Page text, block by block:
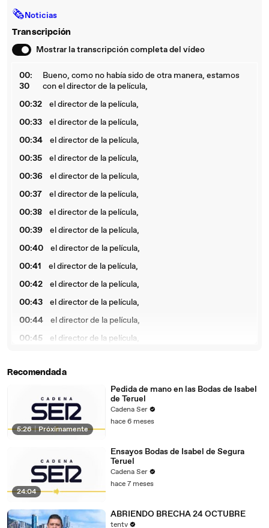
🗞Noticias
Transcripción
Mostrar la transcripción completa del vídeo
00:
30
Bueno, como no había sido de otra manera, estamos
con el director de la película,
00:32
el director de la película,
00:33
el director de la película,
00:34
el director de la película,
00:35
el director de la película,
00:36
el director de la película,
00:37
el director de la película,
00:38
el director de la película,
00:39
el director de la película,
00:40
el director de la película,
00:41
el director de la película,
00:42
el director de la película,
00:43
el director de la película,
00:44
el director de la película,
00:45
el director de la película,
00:47
el director de la película,
el director de la película,
00:49
el director de la película,
00:50
el director de la película,
el director de la película,
00:52
el director de la película,
00:53
el director de la película,
00:54
00:55
el director de la película,
Recomendada
5:26 | Próximamente
Pedida de mano en las Bodas de Isabel
de Teruel
Cadena Ser
hace 6 meses
24:04
Ensayos Bodas de Isabel de Segura
Teruel
Cadena Ser
hace 7 meses
ABRIENDO BRECHA 24 OCTUBRE
tentv